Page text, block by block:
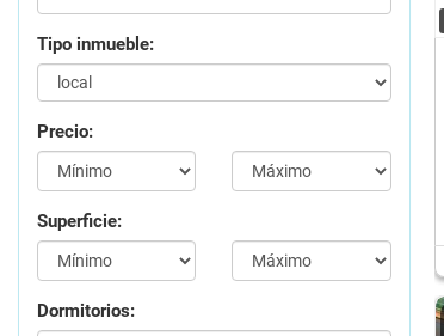
Tipo inmueble:
Precio:
Superficie:
Dormitorios: